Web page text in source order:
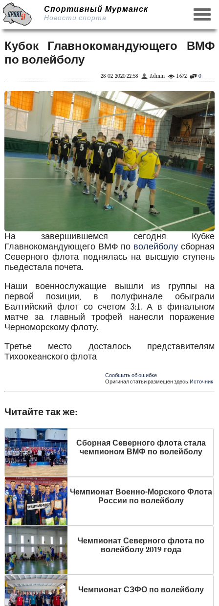
Спортивный Мурманск
Новости спорта
Кубок Главнокомандующего ВМФ
по волейболу
0
1 672
Admin
28-02-2020 22:58
На завершившемся сегодня Кубке
Главнокомандующего ВМФ по волейболу сборная
Северного флота поднялась на высшую ступень
пьедестала почета.
Наши военнослужащие вышли из группы на
первой позиции, в полуфинале обыграли
Балтийский флот со счетом 3:1. А в финальном
матче за главный трофей нанесли поражение
Черноморскому флоту.
Третье место досталось представителям
Тихоокеанского флота
Сообщить об ошибке
Оригинал статьи размещен здесь:Источник
Читайте так же:
Сборная Северного флота стала
чемпионом ВМФ по волейболу
Чемпионат Военно-Морского Флота
России по волейболу
Чемпионат Северного флота по
волейболу 2019 года
Чемпионат СЗФО по волейболу